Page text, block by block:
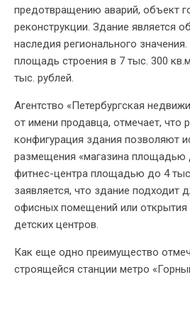
предотвращению аварий, объект
реконструкции. Здание является
наследия регионального
площадь строения в 7 тыс. 300
тыс. рублей.
Агентство «Петербургская
от имени продавца, отмечает, что
конфигурация здания позволяют
размещения «магазина площадью
фитнес-центра площадью до 4
заявляется, что здание подходит
офисных помещений или открытия
детских центров.
Как еще одно преимущество
строящейся станции метро